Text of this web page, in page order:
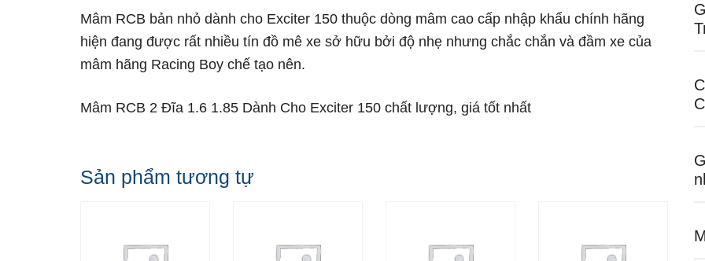
Mâm RCB bản nhỏ dành cho Exciter 150 thuộc dòng mâm cao cấp nhập khẩu chính hãng
hiện đang được rất nhiều tín đồ mê xe sở hữu bởi độ nhẹ nhưng chắc chắn và đầm xe của
mâm hãng Racing Boy chế tạo nên.
Mâm RCB 2 Đĩa 1.6 1.85 Dành Cho Exciter 150 chất lượng, giá tốt nhất
Sản phẩm tương tự